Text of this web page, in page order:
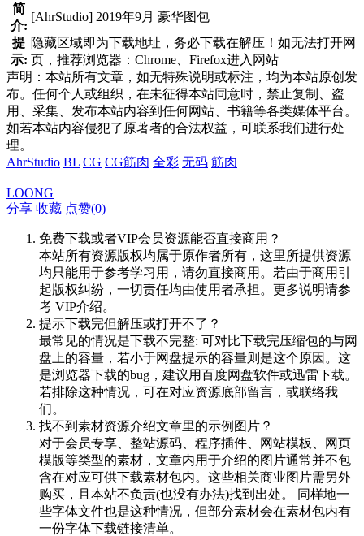
简
介:
[AhrStudio] 2019年9月 豪华图包
提
示:
隐藏区域即为下载地址，务必下载在解压！如无法打开网
页，推荐浏览器：Chrome、Firefox进入网站
声明：本站所有文章，如无特殊说明或标注，均为本站原创发
布。任何个人或组织，在未征得本站同意时，禁止复制、盗
用、采集、发布本站内容到任何网站、书籍等各类媒体平台。
如若本站内容侵犯了原著者的合法权益，可联系我们进行处
理。
AhrStudio BL CG CG筋肉 全彩 无码 筋肉
LOONG
分享 收藏 点赞(0)
免费下载或者VIP会员资源能否直接商用？
本站所有资源版权均属于原作者所有，这里所提供资源
均只能用于参考学习用，请勿直接商用。若由于商用引
起版权纠纷，一切责任均由使用者承担。更多说明请参
考 VIP介绍。
提示下载完但解压或打开不了？
最常见的情况是下载不完整: 可对比下载完压缩包的与网
盘上的容量，若小于网盘提示的容量则是这个原因。这
是浏览器下载的bug，建议用百度网盘软件或迅雷下载。
若排除这种情况，可在对应资源底部留言，或联络我
们。
找不到素材资源介绍文章里的示例图片？
对于会员专享、整站源码、程序插件、网站模板、网页
模版等类型的素材，文章内用于介绍的图片通常并不包
含在对应可供下载素材包内。这些相关商业图片需另外
购买，且本站不负责(也没有办法)找到出处。 同样地一
些字体文件也是这种情况，但部分素材会在素材包内有
一份字体下载链接清单。